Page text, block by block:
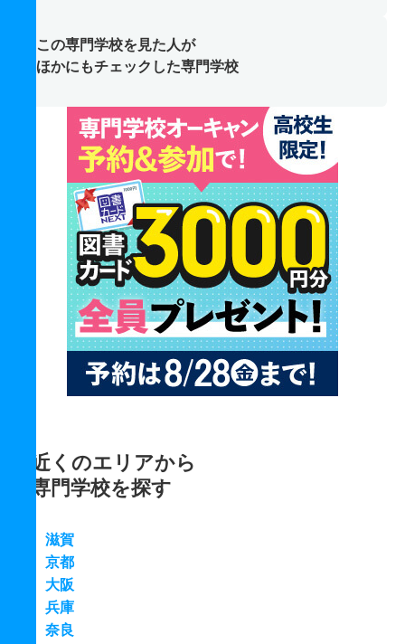
この専門学校を見た人が
ほかにもチェックした専門学校
近くのエリアから
専門学校を探す
滋賀
京都
大阪
兵庫
奈良